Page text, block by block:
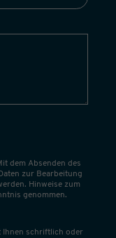
dem Absenden des
zur Bearbeitung
Hinweise zum
genommen.
Ihnen schriftlich oder